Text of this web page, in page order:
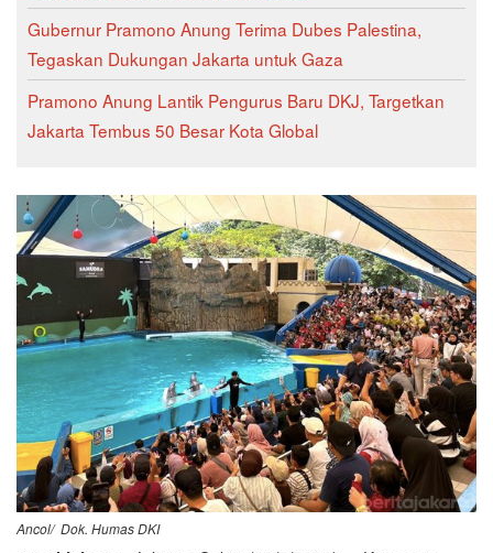
Gubernur Pramono Anung Terima Dubes Palestina,
Tegaskan Dukungan Jakarta untuk Gaza
Pramono Anung Lantik Pengurus Baru DKJ, Targetkan
Jakarta Tembus 50 Besar Kota Global
Ancol/ Dok. Humas DKI